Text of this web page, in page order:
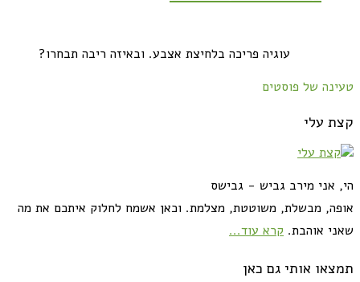
עוגיה פריכה בלחיצת אצבע. ובאיזה ריבה תבחרו?
טעינה של פוסטים
קצת עלי
הי, אני מירב גביש - גבישס
אופה, מבשלת, משוטטת, מצלמת. וכאן אשמח לחלוק איתכם את מה
שאני אוהבת. קרא עוד...
תמצאו אותי גם כאן